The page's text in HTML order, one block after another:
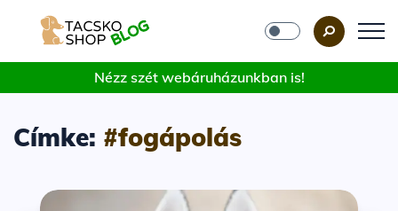
Nézz szét webáruházunkban is!
Címke: #fogápolás